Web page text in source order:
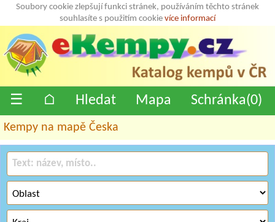
Soubory cookie zlepšují funkci stránek, používáním těchto stránek
souhlasíte s použitím cookie více informací
☰ ⌂ Hledat Mapa Schránka(0)
Kempy na mapě Česka